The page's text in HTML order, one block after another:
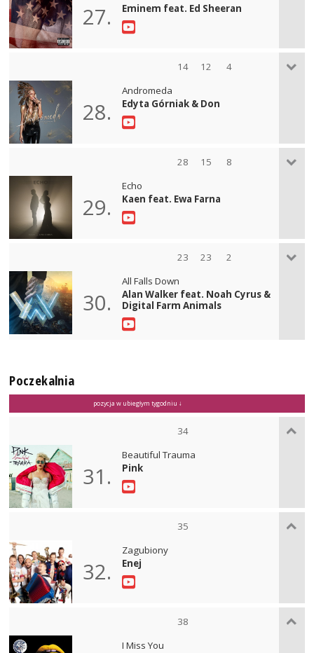
27.
Eminem feat. Ed Sheeran
14 12 4
28.
Andromeda
Edyta Górniak & Don
28 15 8
29.
Echo
Kaen feat. Ewa Farna
23 23 2
30.
All Falls Down
Alan Walker feat. Noah Cyrus &
Digital Farm Animals
Poczekalnia
pozycja w ubiegłym tygodniu ↓
34
31.
Beautiful Trauma
Pink
35
32.
Zagubiony
Enej
38
I Miss You